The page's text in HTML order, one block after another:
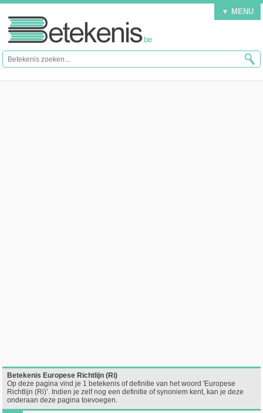
▼ MENU
Betekenis Europese Richtlijn (Ri)
Op deze pagina vind je 1 betekenis of definitie van het woord 'Europese
Richtlijn (Ri)’. Indien je zelf nog een definitie of synoniem kent, kan je deze
onderaan deze pagina toevoegen.